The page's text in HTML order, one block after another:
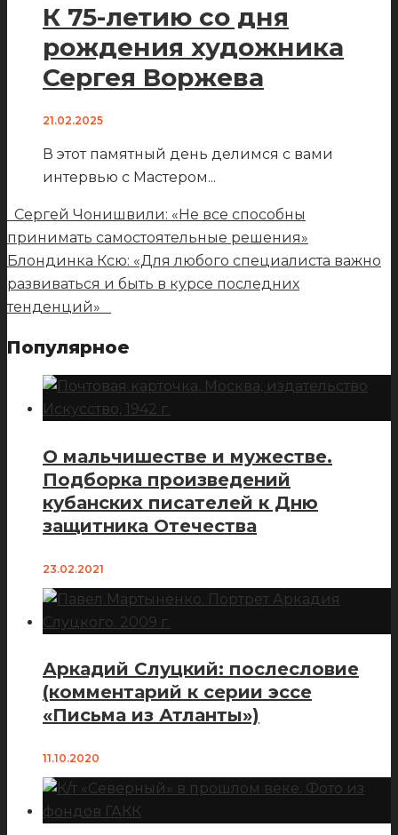
К 75-летию со дня
рождения художника
Сергея Воржева
21.02.2025
В этот памятный день делимся с вами
интервью с Мастером...
Сергей Чонишвили: «Не все способны
принимать самостоятельные решения»
Блондинка Ксю: «Для любого специалиста важно
развиваться и быть в курсе последних
тенденций»
Популярное
О мальчишестве и мужестве.
Подборка произведений
кубанских писателей к Дню
защитника Отечества
23.02.2021
Аркадий Слуцкий: послесловие
(комментарий к серии эссе
«Письма из Атланты»)
11.10.2020